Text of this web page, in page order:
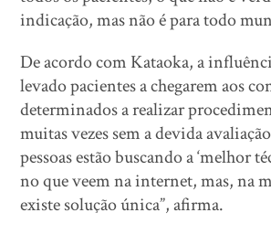
indicação, mas não é para todo
De acordo com Kataoka, a
levado pacientes a chegarem aos
determinados a realizar
muitas vezes sem a devida
pessoas estão buscando a ‘melhor
no que veem na internet, mas, na
existe solução única”, afirma.